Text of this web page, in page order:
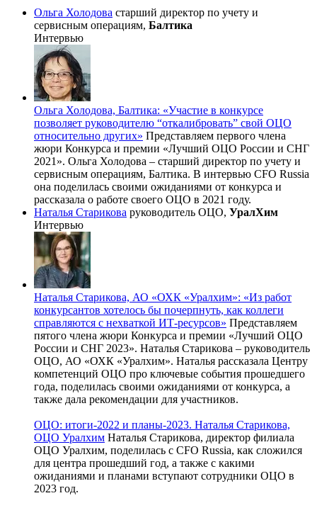
Ольга Холодова старший директор по учету и
сервисным операциям, Балтика
Интервью
Ольга Холодова, Балтика: «Участие в конкурсе
позволяет руководителю “откалибровать” свой ОЦО
относительно других» Представляем первого члена
жюри Конкурса и премии «Лучший ОЦО России и СНГ
2021». Ольга Холодова – старший директор по учету и
сервисным операциям, Балтика. В интервью CFO Russia
она поделилась своими ожиданиями от конкурса и
рассказала о работе своего ОЦО в 2021 году.
Наталья Старикова руководитель ОЦО, УралХим
Интервью
Наталья Старикова, АО «ОХК «Уралхим»: «Из работ
конкурсантов хотелось бы почерпнуть, как коллеги
справляются с нехваткой ИТ-ресурсов» Представляем
пятого члена жюри Конкурса и премии «Лучший ОЦО
России и СНГ 2023». Наталья Старикова – руководитель
ОЦО, АО «ОХК «Уралхим». Наталья рассказала Центру
компетенций ОЦО про ключевые события прошедшего
года, поделилась своими ожиданиями от конкурса, а
также дала рекомендации для участников.
ОЦО: итоги-2022 и планы-2023. Наталья Старикова,
ОЦО Уралхим Наталья Старикова, директор филиала
ОЦО Уралхим, поделилась с CFO Russia, как сложился
для центра прошедший год, а также с какими
ожиданиями и планами вступают сотрудники ОЦО в
2023 год.